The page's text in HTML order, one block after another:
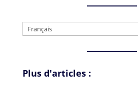
Choisir
Plus d'articles :